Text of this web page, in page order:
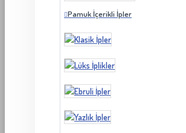
Pamuk İçerikli İpler